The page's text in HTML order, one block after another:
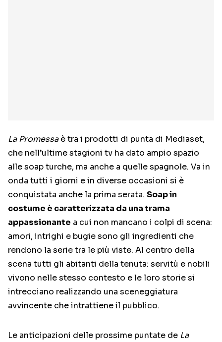
La Promessaè tra i prodotti di punta di Mediaset,
che nell’ultime stagioni tv ha dato ampio spazio
alle soap turche, ma anche a quelle spagnole. Va in
onda tutti i giorni e in diverse occasioni si è
conquistata anche la prima serata. Soap in
costume è caratterizzata da una trama
appassionante a cui non mancano i colpi di scena:
amori, intrighi e bugie sono gli ingredienti che
rendono la serie tra le più viste. Al centro della
scena tutti gli abitanti della tenuta: servitù e nobili
vivono nelle stesso contesto e le loro storie si
intrecciano realizzando una sceneggiatura
avvincente che intrattiene il pubblico.
Le anticipazioni delle prossime puntate de La